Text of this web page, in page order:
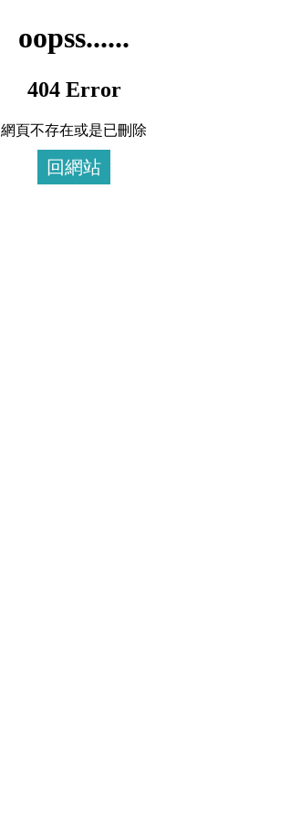
oopss......
404 Error
網頁不存在或是已刪除
回網站